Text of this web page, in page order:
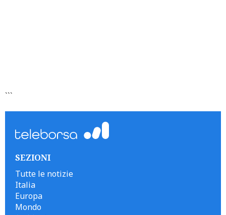
```
SEZIONI
Tutte le notizie
Italia
Europa
Mondo